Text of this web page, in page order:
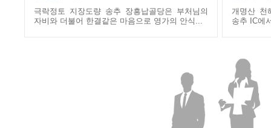
극락정토 지장도량 송추 장흥납골당은 부처님의
자비와 더불어 한결같은 마음으로 영가의 안식...
개명산 천
송추 IC에